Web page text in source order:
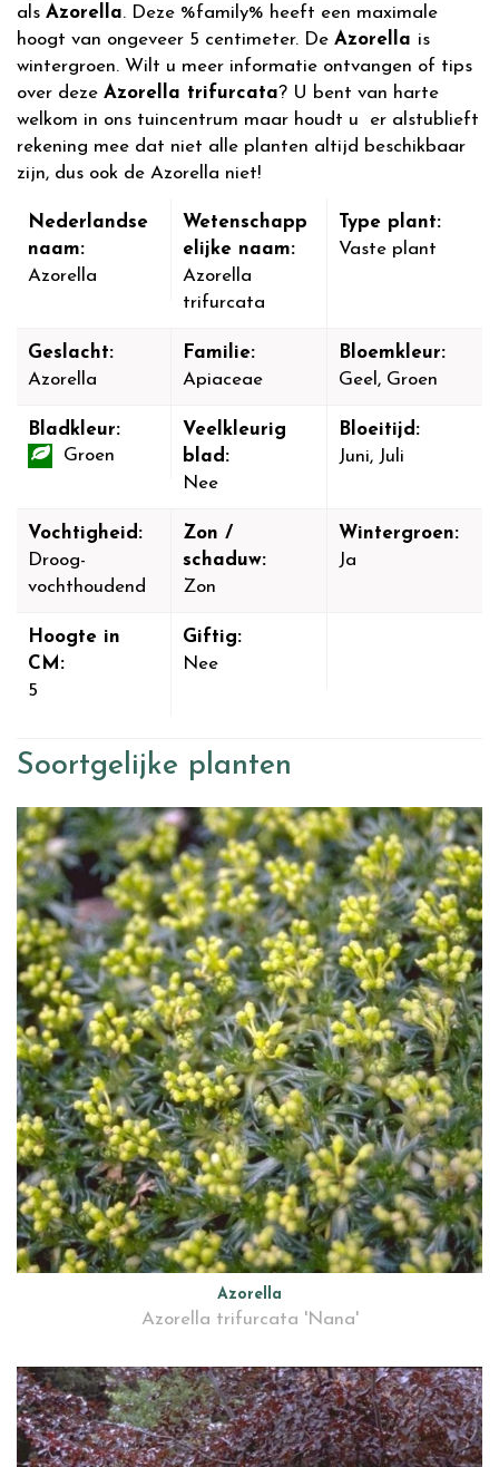
als Azorella. Deze %family% heeft een maximale
hoogt van ongeveer 5 centimeter. De Azorella is
wintergroen. Wilt u meer informatie ontvangen of tips
over deze Azorella trifurcata? U bent van harte
welkom in ons tuincentrum maar houdt u er alstublieft
rekening mee dat niet alle planten altijd beschikbaar
zijn, dus ook de Azorella niet!
Nederlandse
naam:
Azorella
Wetenschapp
elijke naam:
Azorella
trifurcata
Type plant:
Vaste plant
Geslacht:
Azorella
Familie:
Apiaceae
Bloemkleur:
Geel, Groen
Bladkleur:
Groen
Veelkleurig
blad:
Nee
Bloeitijd:
Juni, Juli
Vochtigheid:
Droog-
vochthoudend
Zon /
schaduw:
Zon
Wintergroen:
Ja
Hoogte in
CM:
5
Giftig:
Nee
Soortgelijke planten
Azorella
Azorella trifurcata 'Nana'